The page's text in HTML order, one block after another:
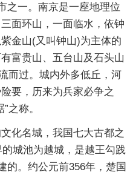
之一。南京是一座地理位
面环山，一面临水，依钟
金山(又叫钟山)为主体的
富贵山、五台山及石头山
而过。城内外多低丘，河
要，历来为兵家必争之
之称。
化名城，我国七大古都之
城池为越城，是越王勾践
的。约公元前356年，楚国